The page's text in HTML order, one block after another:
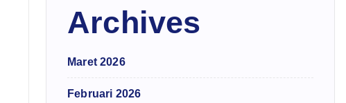
Archives
Maret 2026
Februari 2026